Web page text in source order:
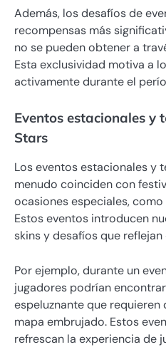
Además, los desafíos de
recompensas más
no se pueden obtener a
Esta exclusividad motiva a
activamente durante el
Eventos estacionales y
Stars
Los eventos estacionales y
menudo coinciden con
ocasiones especiales,
Estos eventos introducen
skins y desafíos que reflejan
Por ejemplo, durante un
jugadores podrían
espeluznante que
mapa embrujado. Estos
refrescan la experiencia de